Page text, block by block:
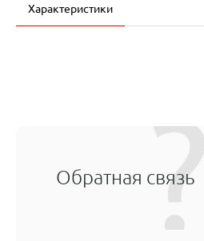
Характеристики
Обратная связь